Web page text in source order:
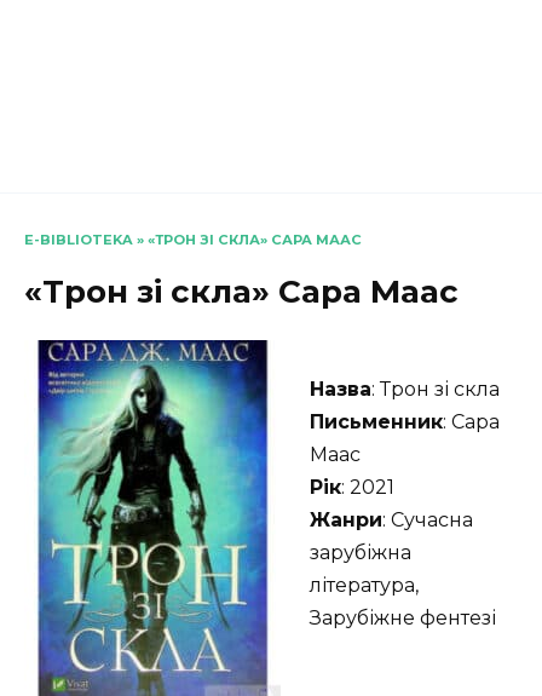
E-BIBLIOTEKA » «ТРОН ЗІ СКЛА» САРА МААС
«Трон зі скла» Сара Маас
Назва: Трон зі скла
Письменник: Сара
Маас
Рік: 2021
Жанри: Сучасна
зарубіжна
література,
Зарубіжне фентезі